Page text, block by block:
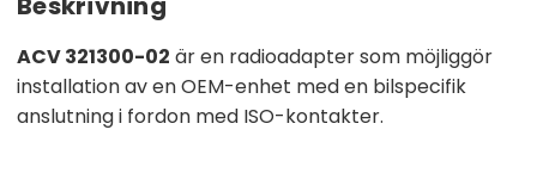
ACV 321300-02 är en radioadapter som möjliggör
installation av en OEM-enhet med en bilspecifik
anslutning i fordon med ISO-kontakter.